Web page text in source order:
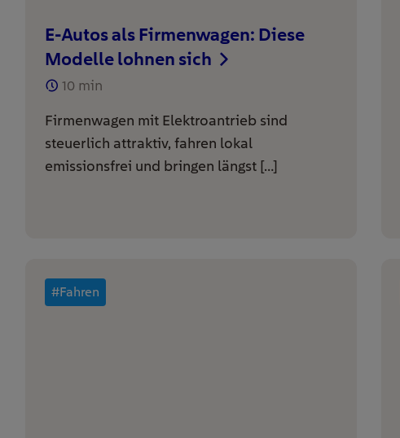
E-Autos als Firmenwagen: Diese
Modelle lohnen sich
10 min
Firmenwagen mit Elektroantrieb sind
steuerlich attraktiv, fahren lokal
emissionsfrei und bringen längst […]
#Fahren